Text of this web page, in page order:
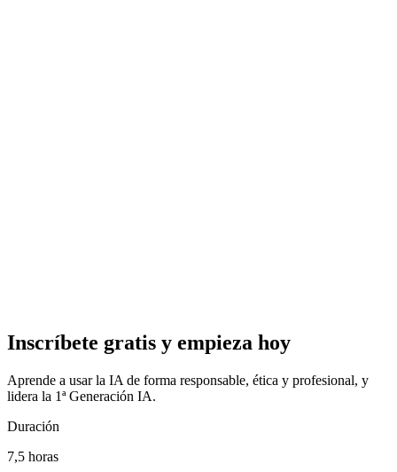
Inscríbete gratis y empieza hoy
Aprende a usar la IA de forma responsable, ética y profesional, y
lidera la 1ª Generación IA.
Duración
7,5 horas